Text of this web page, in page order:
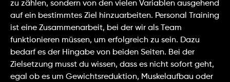
zu zählen, sondern von den vielen Variablen ausgehend
auf ein bestimmtes Ziel hinzuarbeiten. Personal Training
ist eine Zusammenarbeit, bei der wir als Team
funktionieren müssen, um erfolgreich zu sein. Dazu
bedarf es der Hingabe von beiden Seiten. Bei der
Zielsetzung musst du wissen, dass es nicht sofort geht,
egal ob es um Gewichtsreduktion, Muskelaufbau oder